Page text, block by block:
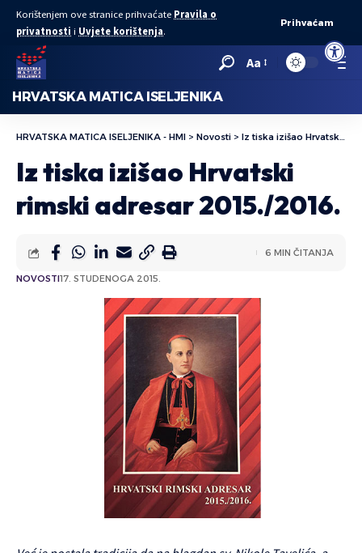
Open
Korištenjem ove stranice prihvaćate Pravila o
privatnosti i Uvjete korištenja.
Prihvaćam
Aa
HRVATSKA MATICA ISELJENIKA
HRVATSKA MATICA ISELJENIKA - HMI > Novosti > Iz tiska izišao Hrvatski rimski adresar 2015./2016.
Iz tiska izišao Hrvatski
rimski adresar 2015./2016.
NOVOSTI17. STUDENOGA 2015.
6 MIN ČITANJA